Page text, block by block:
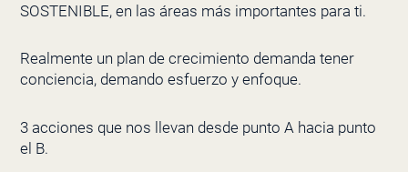
SOSTENIBLE, en las áreas más importantes para ti.
Realmente un plan de crecimiento demanda tener
conciencia, demando esfuerzo y enfoque.
3 acciones que nos llevan desde punto A hacia punto
el B.